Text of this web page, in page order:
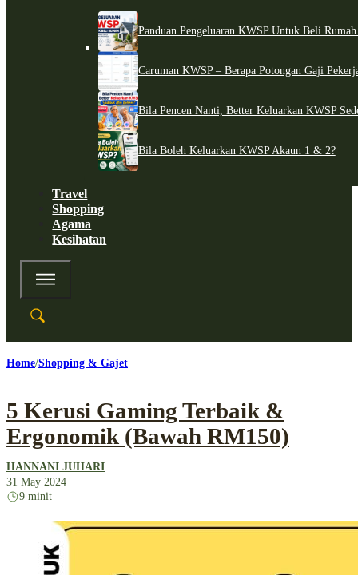
Panduan Pengeluaran KWSP Untuk Beli
Caruman KWSP – Berapa Potongan Gaji
Bila Pencen Nanti, Better Keluarkan KWSP
Bila Boleh Keluarkan KWSP Akaun 1 & 2?
Travel
Shopping
Agama
Kesihatan
Home Shopping & Gajet
5 Kerusi Gaming Terbaik &
Ergonomik (Bawah RM150)
HANNANI JUHARI
31 May 2024
9 minit